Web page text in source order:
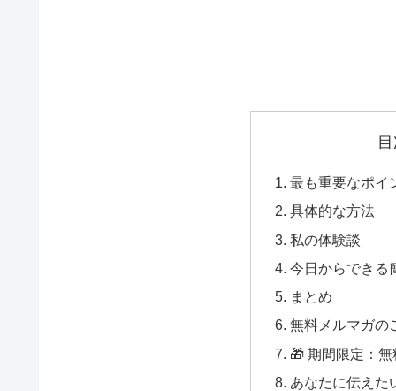
最も重要なポイ
具体的な方法
私の体験談
今日からできる
まとめ
無料メルマガの
🎁 期間限定：
あなたに伝えた